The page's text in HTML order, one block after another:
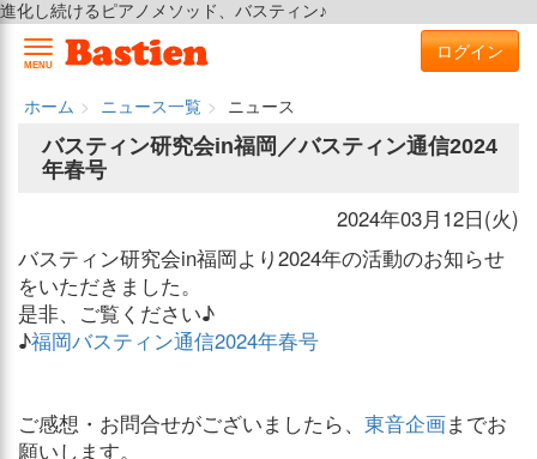
進化し続けるピアノメソッド、バスティン♪
MENU
ログイン
ホーム ニュース一覧
ニュース
バスティン研究会in福岡／バスティン通信2024
年春号
2024年03月12日(火)
バスティン研究会in福岡より2024年の活動のお知らせ
をいただきました。
是非、ご覧ください♪
♪福岡バスティン通信2024年春号
ご感想・お問合せがございましたら、 東音企画までお
願いします。